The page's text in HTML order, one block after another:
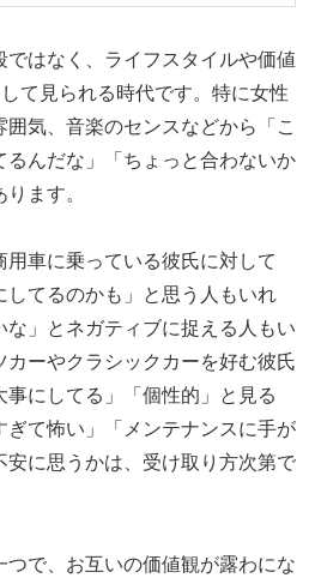
はなく、ライフスタイルや価値
て見られる時代です。特に女性
気、音楽のセンスなどから「こ
るんだな」「ちょっと合わないか
ます。
車に乗っている彼氏に対して
してるのかも」と思う人もいれ
な」とネガティブに捉える人もい
カーやクラシックカーを好む彼氏
にしてる」「個性的」と見る
ぎて怖い」「メンテナンスに手が
安に思うかは、受け取り方次第で
で、お互いの価値観が露わにな